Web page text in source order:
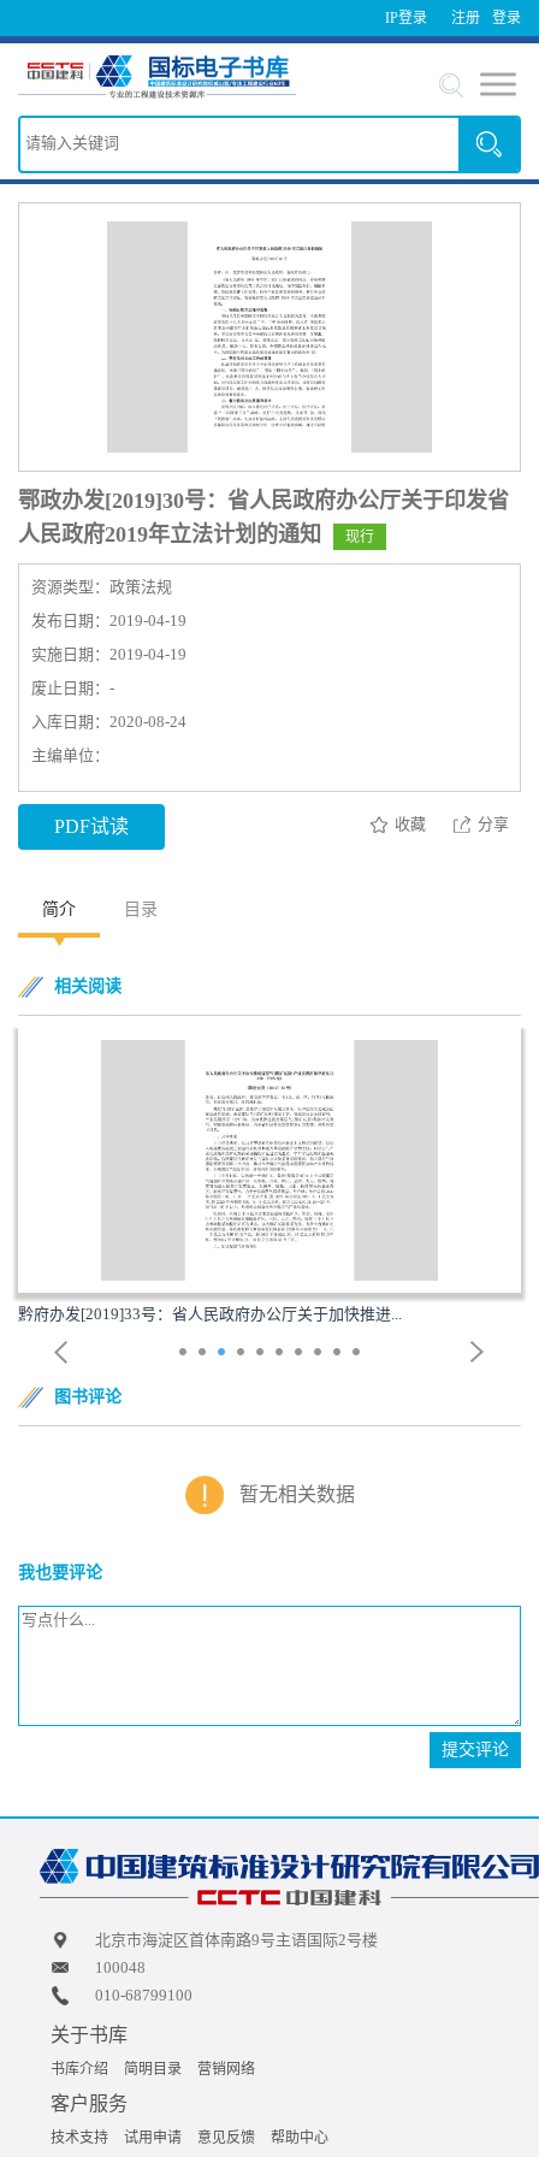
IP登录 登录
注册
鄂政办发[2019]30号：省人民政府办公厅关于印发省
人民政府2019年立法计划的通知
现行
资源类型：政策法规
发布日期：2019-04-19
实施日期：2019-04-19
废止日期：-
入库日期：2020-08-24
主编单位：
PDF试读 收藏 分享
简介 目录
相关阅读
黔府办发[2019]33号：省人民政府办公厅关于加快推进...
图书评论
暂无相关数据
我也要评论
提交评论
北京市海淀区首体南路9号主语国际2号楼
100048
010-68799100
关于书库
书库介绍 简明目录 营销网络
客户服务
技术支持 试用申请 意见反馈 帮助中心